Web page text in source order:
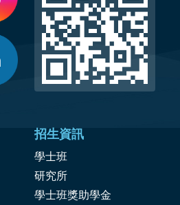
招生資訊
學士班
研究所
學士班獎助學金